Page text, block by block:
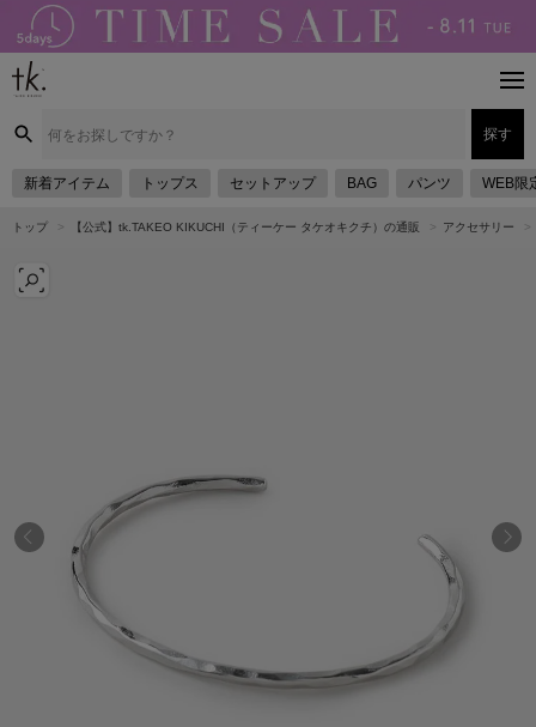
探す
新着アイテム トップス セットアップ BAG パンツ WEB限
トップ 【公式】tk.TAKEO KIKUCHI（ティーケー タケオキクチ）の通販 アクセサリー